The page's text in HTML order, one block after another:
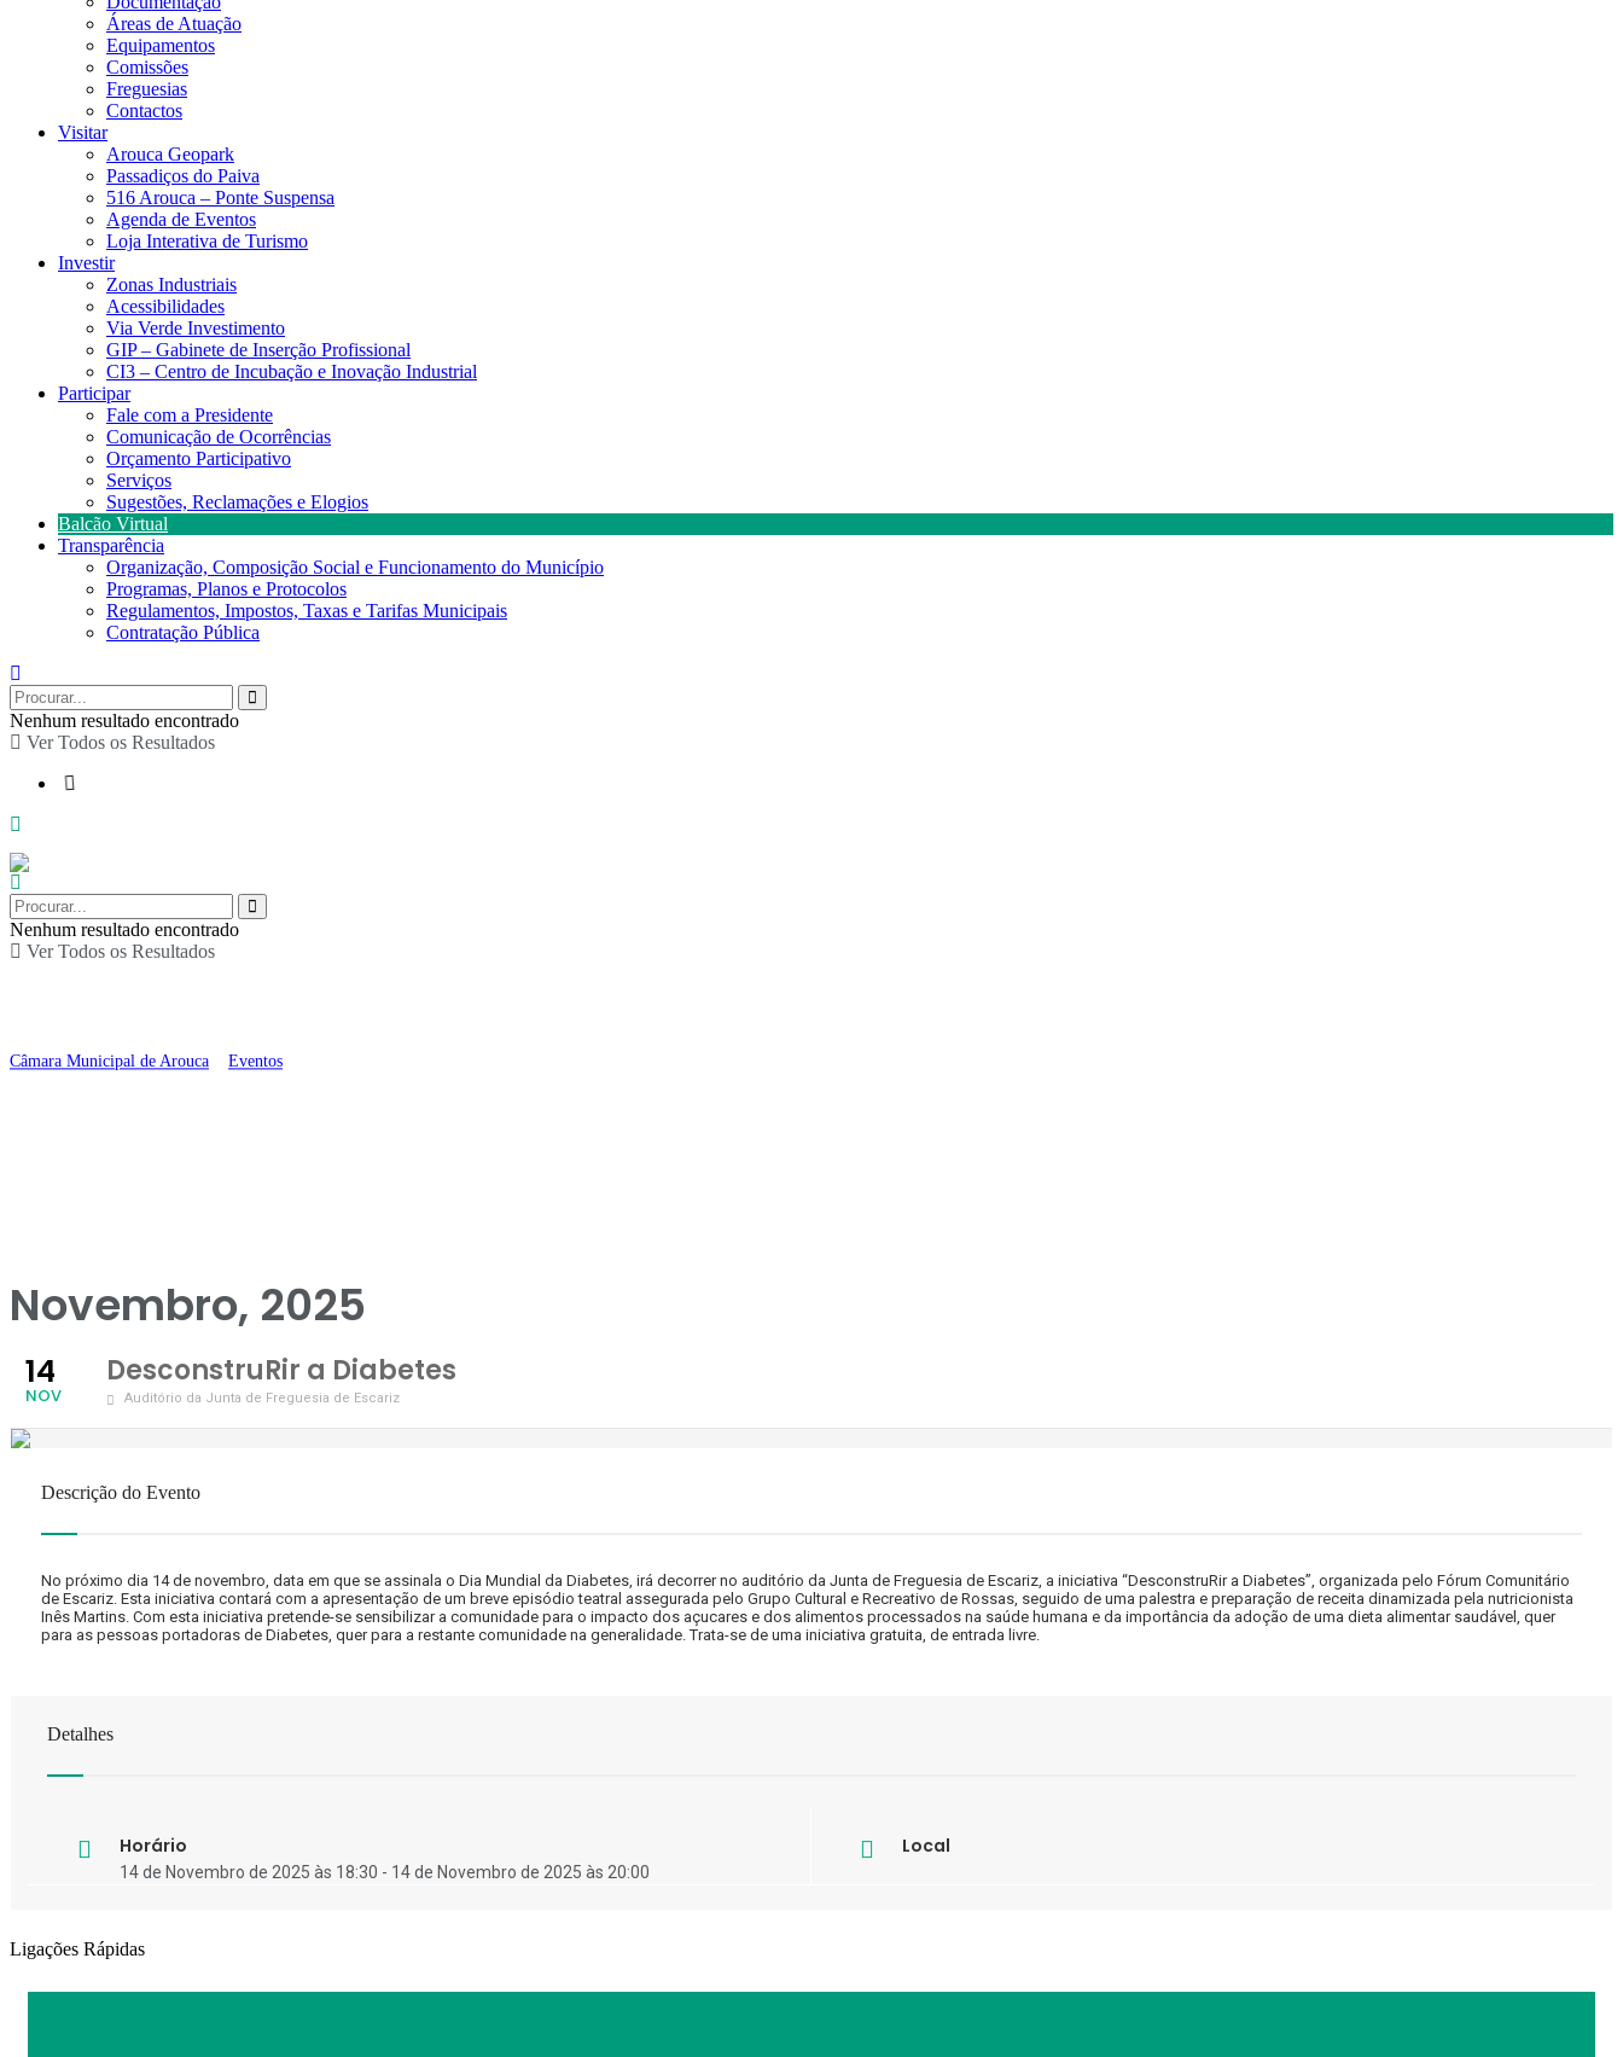
Áreas de Atuação
Equipamentos
Comissões
Freguesias
Contactos
Visitar
Arouca Geopark
Passadiços do Paiva
516 Arouca – Ponte Suspensa
Agenda de Eventos
Loja Interativa de Turismo
Investir
Zonas Industriais
Acessibilidades
Via Verde Investimento
GIP – Gabinete de Inserção Profissional
CI3 – Centro de Incubação e Inovação Industrial
Participar
Fale com a Presidente
Comunicação de Ocorrências
Orçamento Participativo
Serviços
Sugestões, Reclamações e Elogios
Balcão Virtual
Transparência
Organização, Composição Social e Funcionamento do Município
Programas, Planos e Protocolos
Regulamentos, Impostos, Taxas e Tarifas Municipais
Contratação Pública
Nenhum resultado encontrado
Ver Todos os Resultados
Nenhum resultado encontrado
Ver Todos os Resultados
Câmara Municipal de Arouca Eventos
Novembro, 2025
14
NOV
DesconstruRir a Diabetes
Auditório da Junta de Freguesia de Escariz
Descrição do Evento
No próximo dia 14 de novembro, data em que se assinala o Dia Mundial da Diabetes, irá decorrer no auditório da Junta de Freguesia de Escariz, a iniciativa “DesconstruRir a Diabetes”, organizada pelo Fórum Comunitário
de Escariz. Esta iniciativa contará com a apresentação de um breve episódio teatral assegurada pelo Grupo Cultural e Recreativo de Rossas, seguido de uma palestra e preparação de receita dinamizada pela nutricionista
Inês Martins. Com esta iniciativa pretende-se sensibilizar a comunidade para o impacto dos açucares e dos alimentos processados na saúde humana e da importância da adoção de uma dieta alimentar saudável, quer
para as pessoas portadoras de Diabetes, quer para a restante comunidade na generalidade. Trata-se de uma iniciativa gratuita, de entrada livre.
Detalhes
Horário
14 de Novembro de 2025 às 18:30 - 14 de Novembro de 2025 às 20:00
Local
Ligações Rápidas